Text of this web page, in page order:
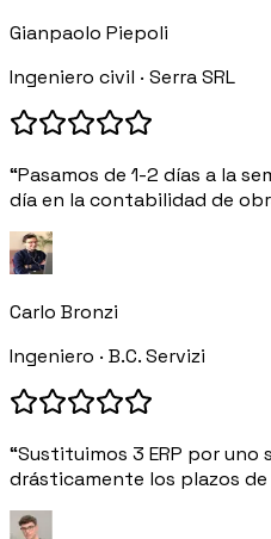
Gianpaolo Piepoli
Ingeniero civil · Serra SRL
“Pasamos de 1-2 días a la
día en la contabilidad de
Carlo Bronzi
Ingeniero · B.C. Servizi
“Sustituimos 3 ERP por uno
drásticamente los plazos